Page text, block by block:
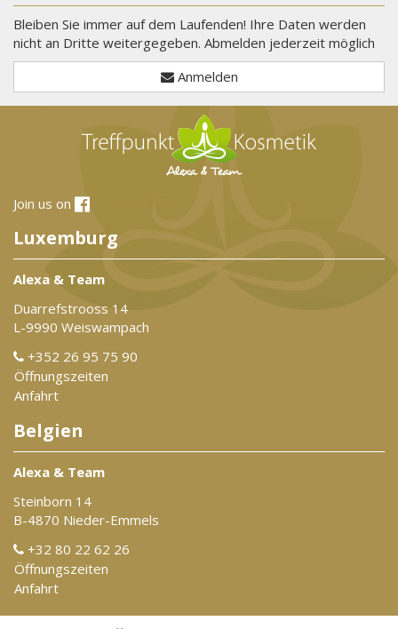
Bleiben Sie immer auf dem Laufenden! Ihre Daten werden
nicht an Dritte weitergegeben. Abmelden jederzeit möglich
Anmelden
Join us on
Luxemburg
Alexa & Team
Duarrefstrooss 14
L-9990 Weiswampach
+352 26 95 75 90
Öffnungszeiten
Anfahrt
Belgien
Alexa & Team
Steinborn 14
B-4870 Nieder-Emmels
+32 80 22 62 26
Öffnungszeiten
Anfahrt